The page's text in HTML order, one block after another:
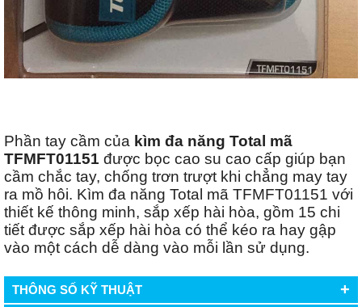
Phần tay cầm của kìm đa năng Total mã
TFMFT01151 được bọc cao su cao cấp giúp bạn
cầm chắc tay, chống trơn trượt khi chẳng may tay
ra mồ hôi. Kìm đa năng Total mã TFMFT01151 với
thiết kế thông minh, sắp xếp hài hòa, gồm 15 chi
tiết được sắp xếp hài hòa có thể kéo ra hay gập
vào một cách dễ dàng vào mỗi lần sử dụng.
THÔNG SỐ KỸ THUẬT +